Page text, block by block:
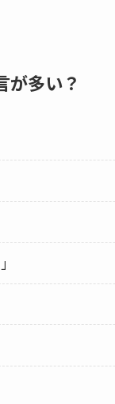
が多い？